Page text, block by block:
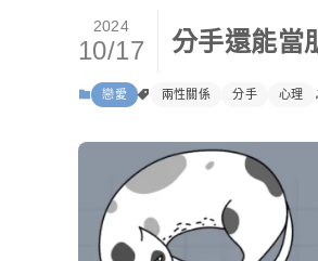
分手還能當
2024
10/17
戀愛 兩性關係 分手 心理